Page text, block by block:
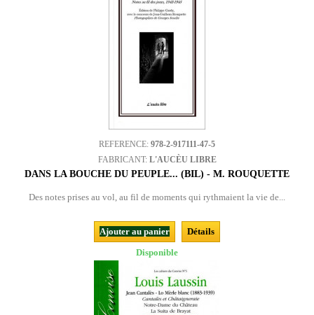
REFERENCE: 978-2-917111-47-5
FABRICANT: L'AUCÈU LIBRE
DANS LA BOUCHE DU PEUPLE... (BIL) - M. ROUQUETTE
Des notes prises au vol, au fil de moments qui rythmaient la vie de...
Ajouter au panier
Détails
Disponible